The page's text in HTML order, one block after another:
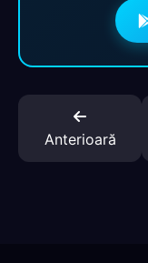
Anterioară